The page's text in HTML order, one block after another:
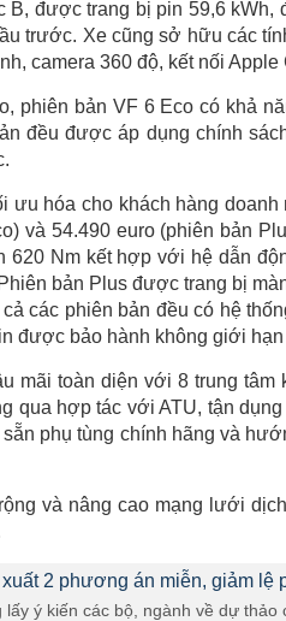
được trang bị pin 59,6 kWh,
trước. Xe cũng sở hữu các
camera 360 độ, kết nối Apple
phiên bản VF 6 Eco có khả
đều được áp dụng chính
ưu hóa cho khách hàng
và 54.490 euro (phiên bản
620 Nm kết hợp với hệ dẫn
bản Plus được trang bị
các phiên bản đều có hệ
được bảo hành không giới hạn
mãi toàn diện với 8 trung tâm
qua hợp tác với ATU, tận
phụ tùng chính hãng và
và nâng cao mạng lưới
2 phương án miễn, giảm lệ
lấy ý kiến các bộ, ngành về dự